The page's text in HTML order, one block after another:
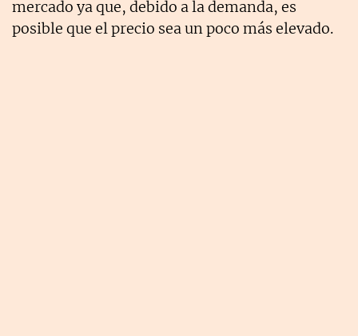
mercado ya que, debido a la demanda, es
posible que el precio sea un poco más elevado.